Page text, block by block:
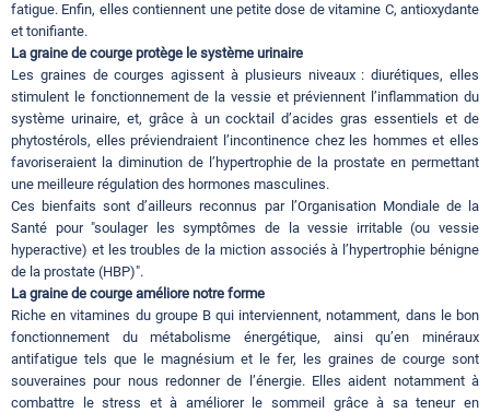
fatigue. Enfin, elles contiennent une petite dose de vitamine C, antioxydante
et tonifiante.
La graine de courge protège le système urinaire
Les graines de courges agissent à plusieurs niveaux : diurétiques, elles
stimulent le fonctionnement de la vessie et préviennent l’inflammation du
système urinaire, et, grâce à un cocktail d’acides gras essentiels et de
phytostérols, elles préviendraient l’incontinence chez les hommes et elles
favoriseraient la diminution de l’hypertrophie de la prostate en permettant
une meilleure régulation des hormones masculines.
Ces bienfaits sont d’ailleurs reconnus par l’Organisation Mondiale de la
Santé pour "soulager les symptômes de la vessie irritable (ou vessie
hyperactive) et les troubles de la miction associés à l’hypertrophie bénigne
de la prostate (HBP)".
La graine de courge améliore notre forme
Riche en vitamines du groupe B qui interviennent, notamment, dans le bon
fonctionnement du métabolisme énergétique, ainsi qu’en minéraux
antifatigue tels que le magnésium et le fer, les graines de courge sont
souveraines pour nous redonner de l’énergie. Elles aident notamment à
combattre le stress et à améliorer le sommeil grâce à sa teneur en